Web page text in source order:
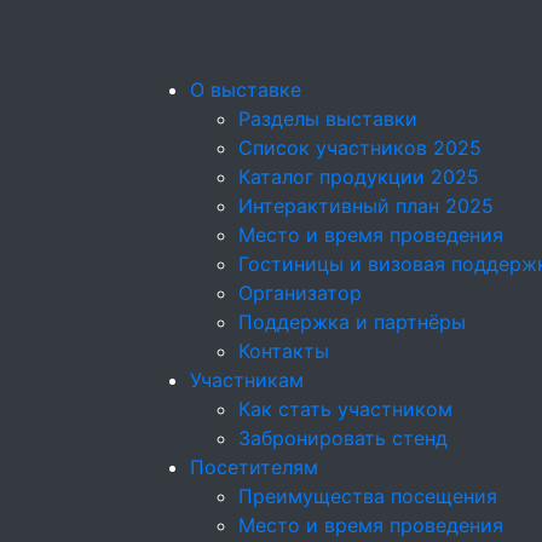
О выставке
Разделы выставки
Список участников 2025
Каталог продукции 2025
Интерактивный план 2025
Место и время проведения
Гостиницы и визовая
Организатор
Поддержка и партнёры
Контакты
Участникам
Как стать участником
Забронировать стенд
Посетителям
Преимущества посещения
Место и время проведения